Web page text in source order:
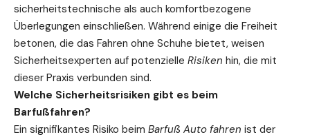
sicherheitstechnische als auch komfortbezogene
Überlegungen einschließen. Während einige die Freiheit
betonen, die das Fahren ohne Schuhe bietet, weisen
Sicherheitsexperten auf potenzielle Risiken hin, die mit
dieser Praxis verbunden sind.
Welche Sicherheitsrisiken gibt es beim
Barfußfahren?
Ein signifikantes Risiko beim Barfuß Auto fahren ist der